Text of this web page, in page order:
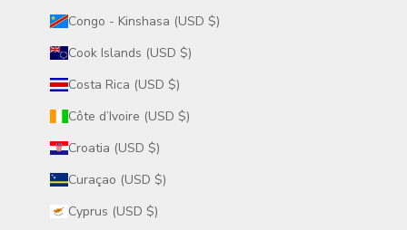
Congo - Kinshasa (USD $)
Cook Islands (USD $)
Costa Rica (USD $)
Côte d’Ivoire (USD $)
Croatia (USD $)
Curaçao (USD $)
Cyprus (USD $)